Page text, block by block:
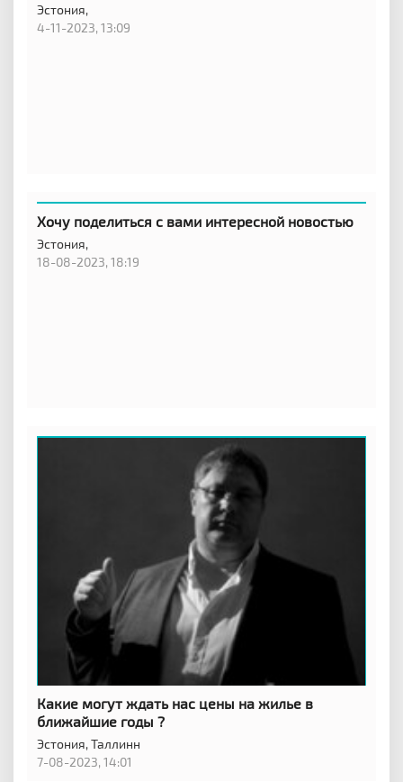
Эстония,
4-11-2023, 13:09
Хочу поделиться с вами интересной новостью
Эстония,
18-08-2023, 18:19
Какие могут ждать нас цены на жилье в
ближайшие годы ?
Эстония,Таллинн
7-08-2023, 14:01